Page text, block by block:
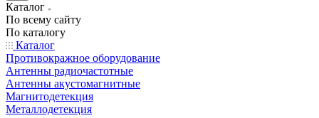
Каталог
По всему сайту
По каталогу
Каталог
Противокражное оборудование
Антенны радиочастотные
Антенны акустомагнитные
Магнитодетекция
Металлодетекция